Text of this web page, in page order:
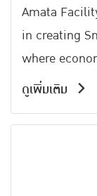
Amata
in creating
where
vision for
ดูเพิ่มเติม